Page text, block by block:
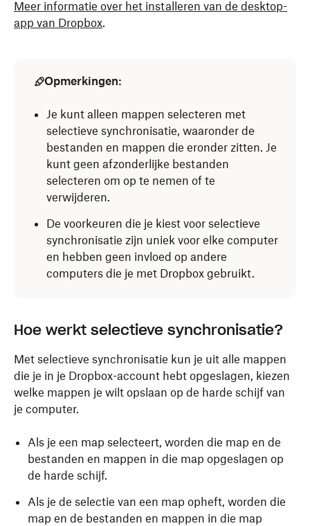
Meer informatie over het installeren van de desktop-
app van Dropbox.
Opmerkingen:
Je kunt alleen mappen selecteren met
selectieve synchronisatie, waaronder de
bestanden en mappen die eronder zitten. Je
kunt geen afzonderlijke bestanden
selecteren om op te nemen of te
verwijderen.
De voorkeuren die je kiest voor selectieve
synchronisatie zijn uniek voor elke computer
en hebben geen invloed op andere
computers die je met Dropbox gebruikt.
Hoe werkt selectieve synchronisatie?
Met selectieve synchronisatie kun je uit alle mappen
die je in je Dropbox-account hebt opgeslagen, kiezen
welke mappen je wilt opslaan op de harde schijf van
je computer.
Als je een map selecteert, worden die map en de
bestanden en mappen in die map opgeslagen op
de harde schijf.
Als je de selectie van een map opheft, worden die
map en de bestanden en mappen in die map